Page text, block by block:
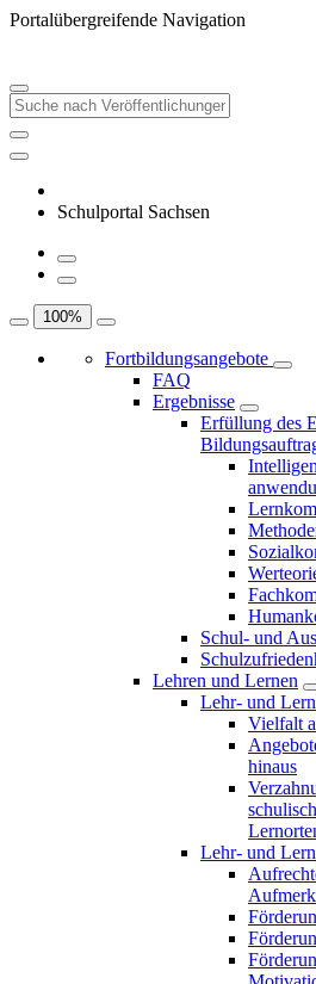
Portalübergreifende Navigation
Schulportal Sachsen
100%
Fortbildungsangebote
FAQ
Ergebnisse
Erfüllung des
Schul- und
Lehren und Lernen
Lehr- und
Vielfalt
hinaus
Lehr- und